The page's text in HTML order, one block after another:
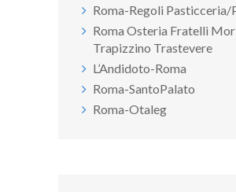
Roma-Regoli Pasticceria/
Roma Osteria Fratelli
Trapizzino Trastevere
L’Andidoto-Roma
Roma-SantoPalato
Roma-Otaleg